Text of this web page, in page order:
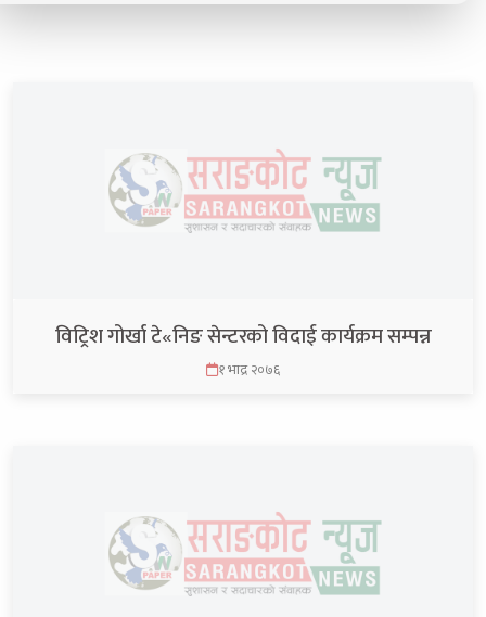
विट्रिश गोर्खा टे«निङ सेन्टरको विदाई कार्यक्रम सम्पन्न
१ भाद्र २०७६